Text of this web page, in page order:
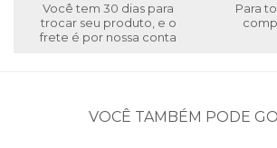
Você tem 30 dias para
trocar seu produto, e o
frete é por nossa conta
Para
VOCÊ TAMBÉM PODE